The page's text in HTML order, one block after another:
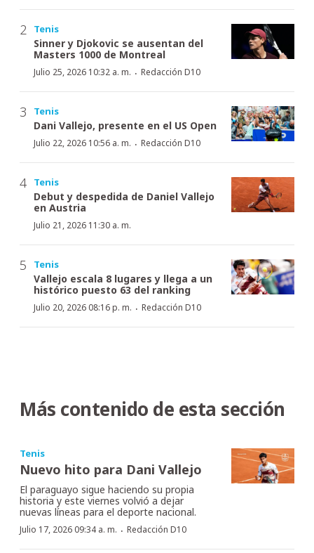
Tenis
Sinner y Djokovic se ausentan del
Masters 1000 de Montreal
Julio 25, 2026 10:32 a. m. · Redacción D10
Tenis
Dani Vallejo, presente en el US Open
Julio 22, 2026 10:56 a. m. · Redacción D10
Tenis
Debut y despedida de Daniel Vallejo
en Austria
Julio 21, 2026 11:30 a. m.
Tenis
Vallejo escala 8 lugares y llega a un
histórico puesto 63 del ranking
Julio 20, 2026 08:16 p. m. · Redacción D10
Más contenido de esta sección
Tenis
Nuevo hito para Dani Vallejo
El paraguayo sigue haciendo su propia
historia y este viernes volvió a dejar
nuevas líneas para el deporte nacional.
Julio 17, 2026 09:34 a. m. · Redacción D10